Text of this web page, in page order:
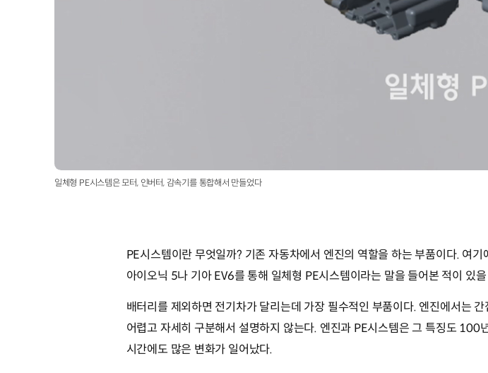
일체형 PE시스템은 모터, 인버터, 감속기를 통합해서 만들었다
PE시스템이란 무엇일까? 기존 자동차에서 엔진의 역할을 하는 부품이다. 여
아이오닉 5나 기아 EV6를 통해 일체형 PE시스템이라는 말을 들어본 적이 있
배터리를 제외하면 전기차가 달리는데 가장 필수적인 부품이다. 엔진에서는
어렵고 자세히 구분해서 설명하지 않는다. 엔진과 PE시스템은 그 특징도
시간에도 많은 변화가 일어났다.